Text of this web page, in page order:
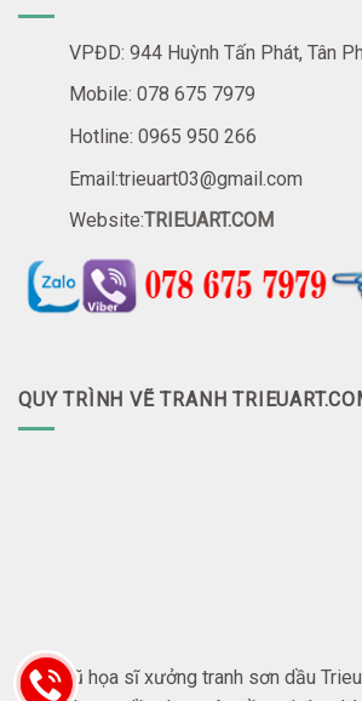
VPĐD: 944 Huỳnh Tấn Phát, Tân
Mobile: 078 675 7979
Hotline: 0965 950 266
Email:trieuart03@gmail.com
Website:TRIEUART.COM
QUY TRÌNH VẼ TRANH
Đội ngũ họa sĩ xưởng tranh sơn dầu